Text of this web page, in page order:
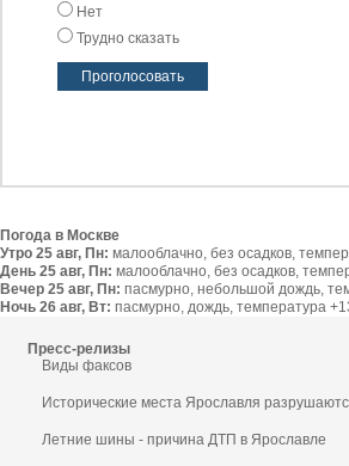
Нет
Трудно сказать
Погода в Москве
Утро 25 авг, Пн: малооблачно, без осадков,
День 25 авг, Пн: малооблачно, без осадков,
Вечер 25 авг, Пн: пасмурно, небольшой дождь,
Ночь 26 авг, Вт: пасмурно, дождь, температура
Пресс-релизы
Виды факсов
Исторические места Ярославля
Летние шины - причина ДТП в Ярославле